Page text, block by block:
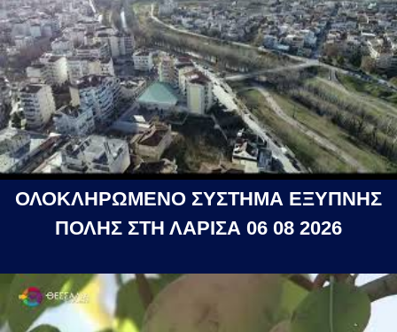
ΟΛΟΚΛΗΡΩΜΕΝΟ ΣΥΣΤΗΜΑ ΕΞΥΠΝΗΣ
ΠΟΛΗΣ ΣΤΗ ΛΑΡΙΣΑ 06 08 2026